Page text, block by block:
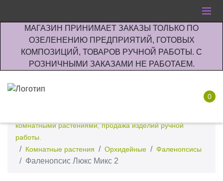
МАГАЗИН ПРИНИМАЕТ ЗАКАЗЫ ТОЛЬКО ПО
ОЗЕЛЕНЕНИЮ ПРЕДПРИЯТИЙ, ГОТОВЫХ
КОМПОЗИЦИЙ, ТОВАРОВ РУЧНОЙ РАБОТЫ. С
РОЗНИЧНЫМИ ЗАКАЗАМИ НЕ РАБОТАЕМ.
0
комнатными растениями, продажа изделий ручной
работы.
Комнатные растения
Орхидейные Фаленопсисы
Фаленопсис Люкс Микс 2